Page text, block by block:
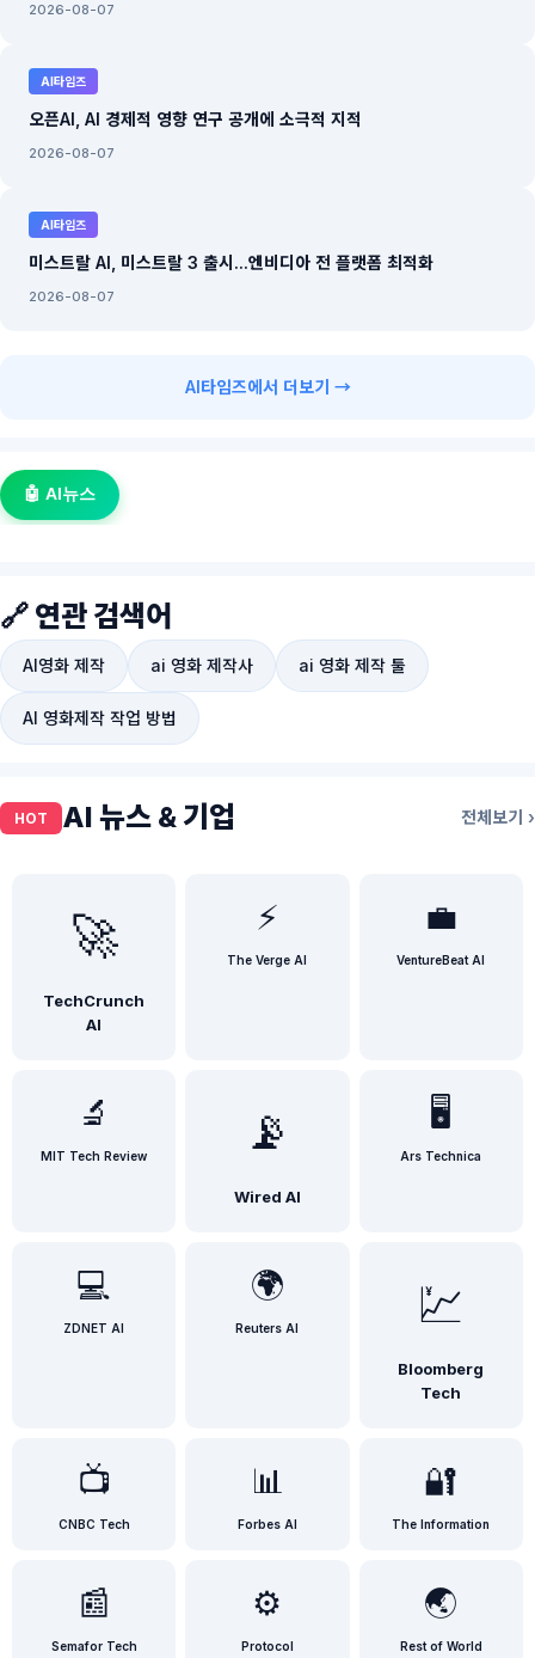
2026-08-07
AI타임즈
오픈AI, AI 경제적 영향 연구 공개에 소극적 지적
2026-08-07
AI타임즈
미스트랄 AI, 미스트랄 3 출시...엔비디아 전 플랫폼 최적화
2026-08-07
AI타임즈에서 더보기 →
🤖 AI뉴스
🔗 연관 검색어
AI영화 제작 ai 영화 제작사 ai 영화 제작 툴
AI 영화제작 작업 방법
HOT AI 뉴스 & 기업 전체보기 ›
🚀
TechCrunch
AI
⚡
The Verge AI
💼
VentureBeat AI
🔬
MIT Tech Review 📡
Wired AI
🖥️
Ars Technica
💻
ZDNET AI
🌍
Reuters AI 💹
Bloomberg
Tech
📺
CNBC Tech
📊
Forbes AI
🔐
The Information
📰
Semafor Tech
⚙️
Protocol
🌏
Rest of World